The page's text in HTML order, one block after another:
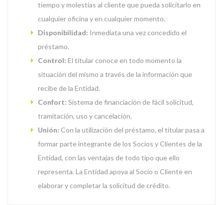
tiempo y molestias al cliente que pueda solicitarlo en
cualquier oficina y en cualquier momento.
Disponibilidad: Inmediata una vez concedido el
préstamo.
Control: El titular conoce en todo momento la
situación del mismo a través de la información que
recibe de la Entidad.
Confort: Sistema de financiación de fácil solicitud,
tramitación, uso y cancelación.
Unión: Con la utilización del préstamo, el titular pasa a
formar parte integrante de los Socios y Clientes de la
Entidad, con las ventajas de todo tipo que ello
representa. La Entidad apoya al Socio o Cliente en
elaborar y completar la solicitud de crédito.